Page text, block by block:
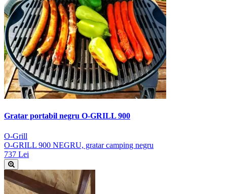
Gratar portabil negru O-GRILL 900
O-Grill
O-GRILL 900 NEGRU, gratar camping negru
737 Lei